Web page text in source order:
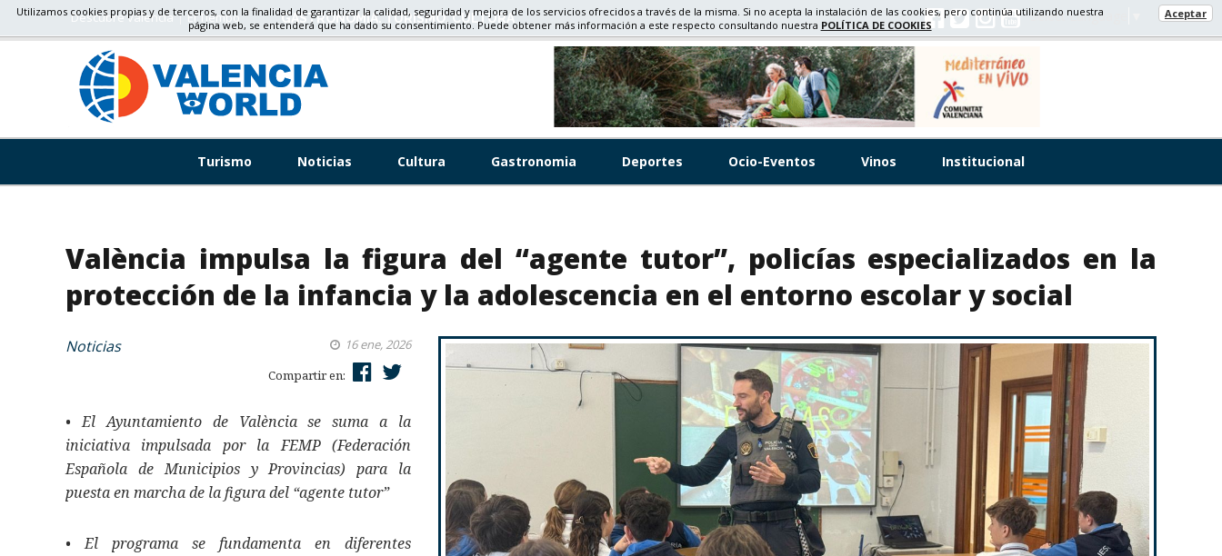
Descubre valencia El Tiempo GASTRONOMÍA, TURISMO, CULTURA Select Language
Turismo Noticias Cultura Gastronomia Deportes Ocio-Eventos Vinos Institucional
València impulsa la figura del “agente tutor”, policías especializados en la
protección de la infancia y la adolescencia en el entorno escolar y social
Noticias
16 ene, 2026
Compartir en:
• El Ayuntamiento de València se suma a la
iniciativa impulsada por la FEMP (Federación
Española de Municipios y Provincias) para la
puesta en marcha de la figura del “agente tutor”
• El programa se fundamenta en diferentes
Utilizamos cookies propias y de terceros, con la finalidad de garantizar la calidad, seguridad y mejora de los servicios ofrecidos a través de la misma. Si no acepta la instalación de las cookies, pero continúa utilizando nuestra
página web, se entenderá que ha dado su consentimiento. Puede obtener más información a este respecto consultando nuestra POLÍTICA DE COOKIES
Aceptar